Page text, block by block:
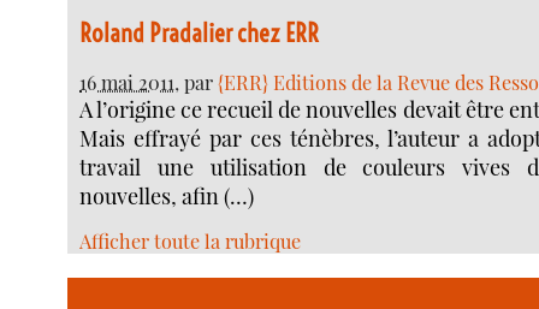
Roland Pradalier chez ERR
16 mai 2011, par{ERR} Editions de la Revue des
A l’origine ce recueil de nouvelles devait être
Mais effrayé par ces ténèbres, l’auteur a
travail une utilisation de couleurs vives
nouvelles, afin (…)
Afficher toute la rubrique